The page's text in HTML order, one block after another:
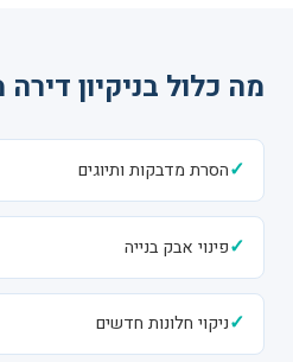
מה כלול בניקיון
✓הסרת מדבקות ותיוגים
✓פינוי אבק בנייה
✓ניקוי חלונות חדשים